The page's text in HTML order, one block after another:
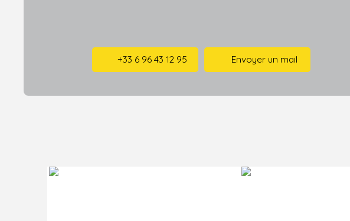
+33 6 96 43 12 95 Envoyer un mail